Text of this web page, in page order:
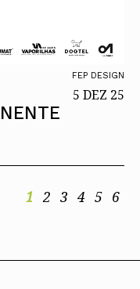
FEP DESIGN
5 DEZ 25
1 2 3 4 5 6